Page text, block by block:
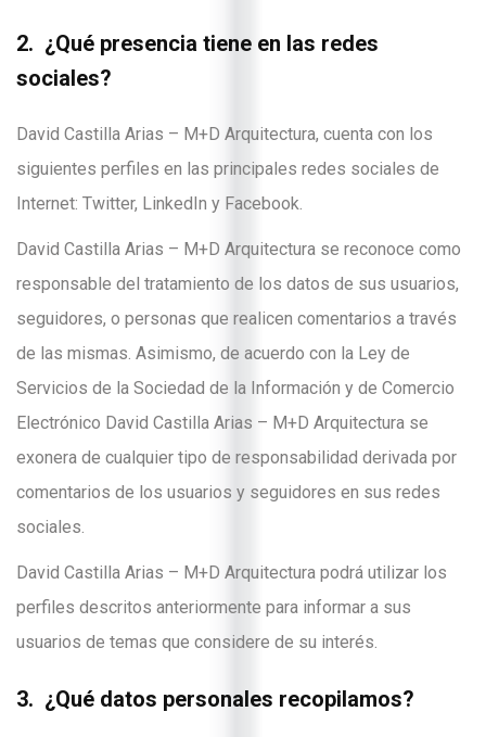
2. ¿Qué presencia tiene en las redes
sociales?
David Castilla Arias – M+D Arquitectura, cuenta con los
siguientes perfiles en las principales redes sociales de
Internet: Twitter, LinkedIn y Facebook.
David Castilla Arias – M+D Arquitectura se reconoce como
responsable del tratamiento de los datos de sus usuarios,
seguidores, o personas que realicen comentarios a través
de las mismas. Asimismo, de acuerdo con la Ley de
Servicios de la Sociedad de la Información y de Comercio
Electrónico David Castilla Arias – M+D Arquitectura se
exonera de cualquier tipo de responsabilidad derivada por
comentarios de los usuarios y seguidores en sus redes
sociales.
David Castilla Arias – M+D Arquitectura podrá utilizar los
perfiles descritos anteriormente para informar a sus
usuarios de temas que considere de su interés.
3. ¿Qué datos personales recopilamos?